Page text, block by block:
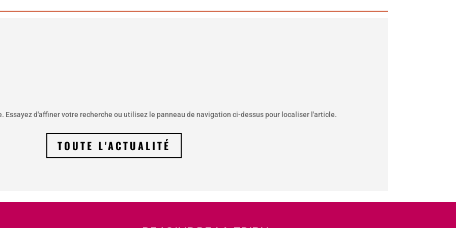
Essayez d'affiner votre recherche ou utilisez le panneau de navigation ci-dessus pour localiser l'article.
TOUTE L'ACTUALITÉ